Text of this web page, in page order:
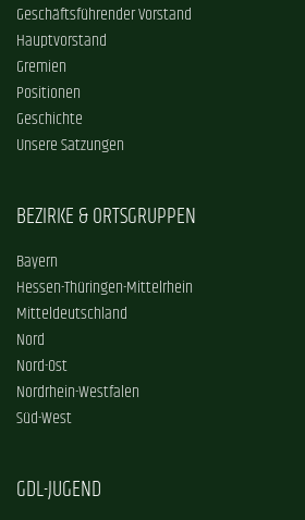
Geschäftsführender Vorstand
Hauptvorstand
Gremien
Positionen
Geschichte
Unsere Satzungen
BEZIRKE & ORTSGRUPPEN
Bayern
Hessen-Thüringen-Mittelrhein
Mitteldeutschland
Nord
Nord-Ost
Nordrhein-Westfalen
Süd-West
GDL-JUGEND